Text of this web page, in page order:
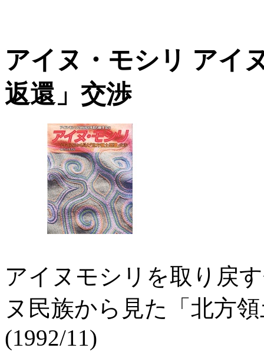
アイヌ・モシリ アイ
返還」交渉
アイヌモシリを取り戻
ヌ民族から見た「北方
(1992/11)